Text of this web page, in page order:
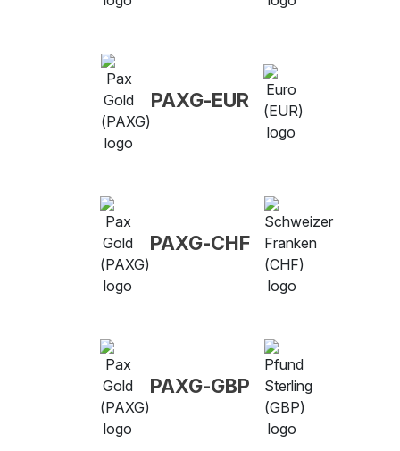
PAXG-EUR
PAXG-CHF
PAXG-GBP